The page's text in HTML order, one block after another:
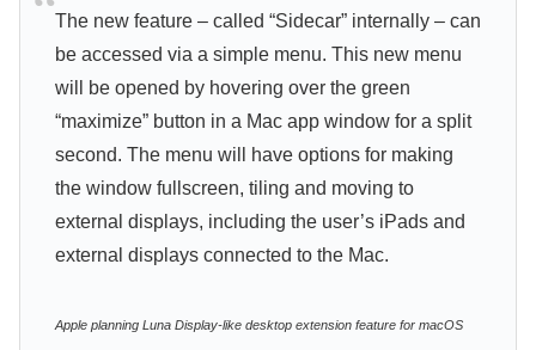
The new feature – called “Sidecar” internally – can
be accessed via a simple menu. This new menu
will be opened by hovering over the green
“maximize” button in a Mac app window for a split
second. The menu will have options for making
the window fullscreen, tiling and moving to
external displays, including the user’s iPads and
external displays connected to the Mac.
Apple planning Luna Display-like desktop extension feature for macOS